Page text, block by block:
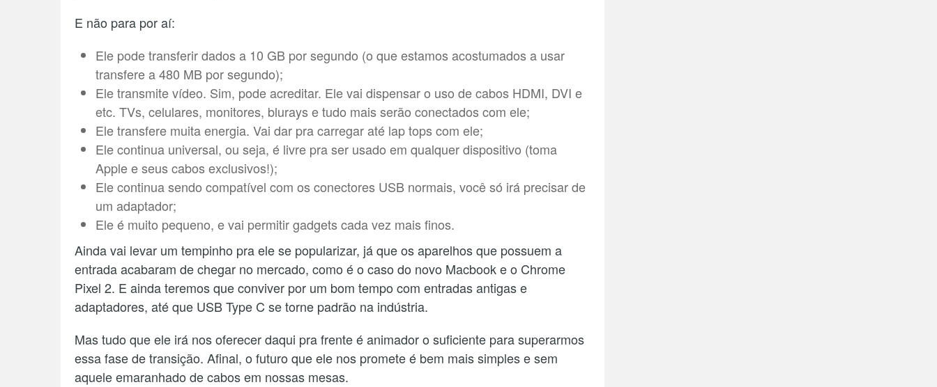
E não para por aí:
Ele pode transferir dados a 10 GB por segundo (o que estamos acostumados a usar
transfere a 480 MB por segundo);
Ele transmite vídeo. Sim, pode acreditar. Ele vai dispensar o uso de cabos HDMI, DVI e
etc. TVs, celulares, monitores, blurays e tudo mais serão conectados com ele;
Ele transfere muita energia. Vai dar pra carregar até lap tops com ele;
Ele continua universal, ou seja, é livre pra ser usado em qualquer dispositivo (toma
Apple e seus cabos exclusivos!);
Ele continua sendo compatível com os conectores USB normais, você só irá precisar de
um adaptador;
Ele é muito pequeno, e vai permitir gadgets cada vez mais finos.
Ainda vai levar um tempinho pra ele se popularizar, já que os aparelhos que possuem a
entrada acabaram de chegar no mercado, como é o caso do novo Macbook e o Chrome
Pixel 2. E ainda teremos que conviver por um bom tempo com entradas antigas e
adaptadores, até que USB Type C se torne padrão na indústria.
Mas tudo que ele irá nos oferecer daqui pra frente é animador o suficiente para superarmos
essa fase de transição. Afinal, o futuro que ele nos promete é bem mais simples e sem
aquele emaranhado de cabos em nossas mesas.